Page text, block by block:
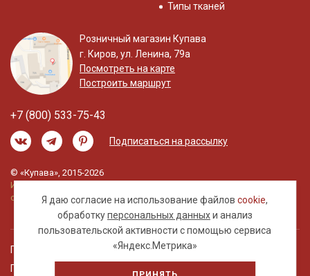
Я даю согласие на использование файловcookie,
обработкуперсональных данныхи анализ
пользовательской активности с помощью сервиса
«Яндекс.Метрика»
Типы тканей
Розничный магазин Купава
г. Киров, ул. Ленина, 79а
Посмотреть на карте
Построить маршрут
+7 (800) 533-75-43
Подписаться на рассылку
© «Купава», 2015-2026
Информация на сайте не является публичной
офертой.
Правовая информация
Политика обработки персональных данных